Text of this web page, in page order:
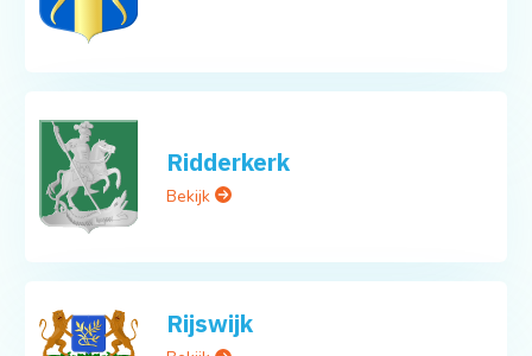
Ridderkerk
Bekijk
Rijswijk